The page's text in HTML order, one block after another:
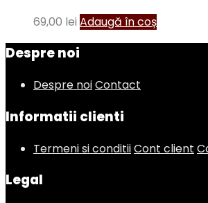
69,00 lei Adaugă în coș
Despre noi
Despre noiContact
Informatii clienti
Termeni si conditiiCont client
Legal